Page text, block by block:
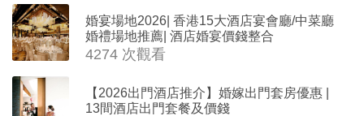
婚宴場地2026| 香港15大酒店宴會廳/中菜廳
婚禮場地推薦| 酒店婚宴價錢整合
4274 次觀看
【2026出門酒店推介】婚嫁出門套房優惠 |
13間酒店出門套餐及價錢